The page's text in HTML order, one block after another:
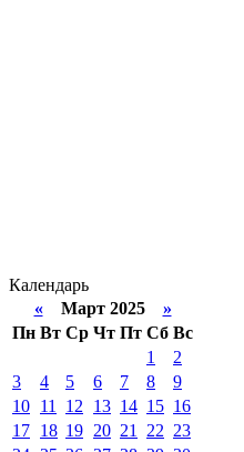
Календарь
«Март 2025 »
Пн Вт Ср Чт Пт Сб Вс
1
2
3
4 5 6 7 8
9
10 11 12 13 14 15 16
17 18 19 20 21 22 23